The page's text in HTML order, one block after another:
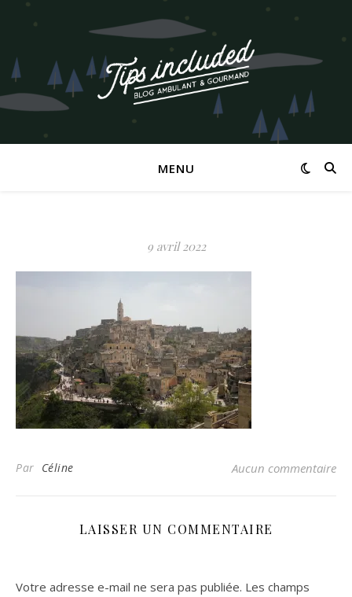
MENU
9 avril 2022
Par Céline Aucun commentaire
LAISSER UN COMMENTAIRE
Votre adresse e-mail ne sera pas publiée. Les champs